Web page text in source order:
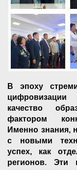
В эпоху
цифровизации
качество
фактором
Именно знания,
с новыми
успех, как
регионов. Эти